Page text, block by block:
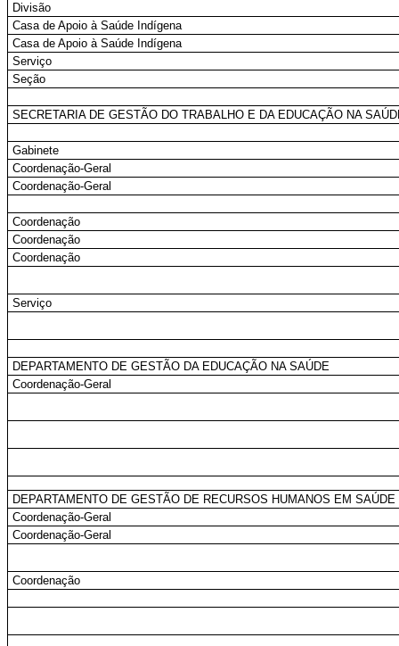
Divisão
Casa de Apoio à Saúde Indígena
Casa de Apoio à Saúde Indígena
Serviço
Seção
SECRETARIA DE GESTÃO DO TRABALHO E DA EDUCAÇÃO NA
Gabinete
Coordenação-Geral
Coordenação-Geral
Coordenação
Coordenação
Coordenação
Serviço
DEPARTAMENTO DE GESTÃO DA EDUCAÇÃO NA SAÚDE
Coordenação-Geral
DEPARTAMENTO DE GESTÃO DE RECURSOS HUMANOS EM SAÚDE
Coordenação-Geral
Coordenação-Geral
Coordenação